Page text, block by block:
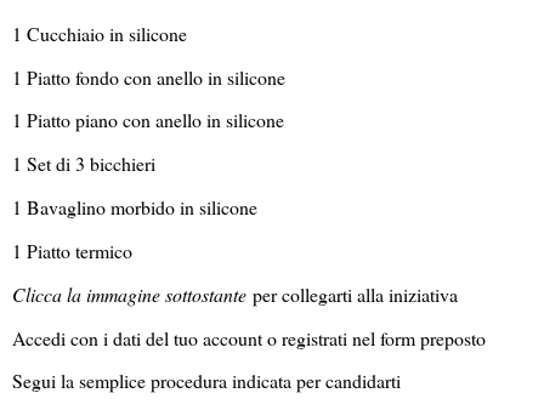
1 Cucchiaio in silicone
1 Piatto fondo con anello in silicone
1 Piatto piano con anello in silicone
1 Set di 3 bicchieri
1 Bavaglino morbido in silicone
1 Piatto termico
Clicca la immagine sottostante per collegarti alla iniziativa
Accedi con i dati del tuo account o registrati nel form preposto
Segui la semplice procedura indicata per candidarti